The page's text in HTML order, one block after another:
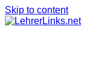
Skip to content